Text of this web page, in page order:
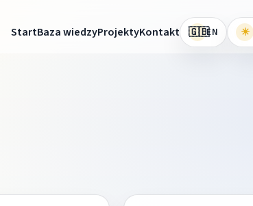
StartBaza wiedzyProjektyKontakt 🇬🇧EN ☀